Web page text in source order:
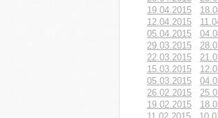
19.04.2015
12.04.2015
05.04.2015
29.03.2015
22.03.2015
15.03.2015
05.03.2015
26.02.2015
19.02.2015